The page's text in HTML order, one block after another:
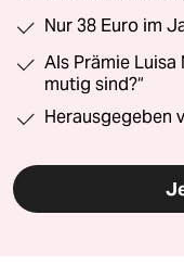
Nur 38 Euro im
Als Prämie Luisa
mutig sind?“
Herausgegeben